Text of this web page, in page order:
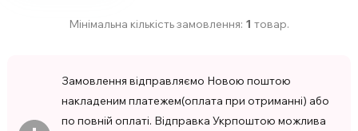
Мінімальна кількість замовлення: 1 товар.
Замовлення відправляємо Новою поштою
накладеним платежем(оплата при отриманні) або
по повній оплаті. Відправка Укрпоштою можлива